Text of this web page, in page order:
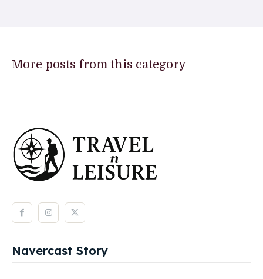
More posts from this category
Navercast Story